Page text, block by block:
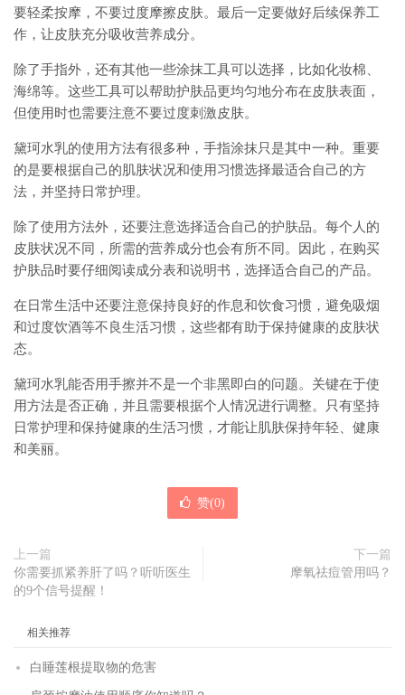
要轻柔按摩，不要过度摩擦皮肤。最后一定要做好后续保养工
作，让皮肤充分吸收营养成分。
除了手指外，还有其他一些涂抹工具可以选择，比如化妆棉、
海绵等。这些工具可以帮助护肤品更均匀地分布在皮肤表面，
但使用时也需要注意不要过度刺激皮肤。
黛珂水乳的使用方法有很多种，手指涂抹只是其中一种。重要
的是要根据自己的肌肤状况和使用习惯选择最适合自己的方
法，并坚持日常护理。
除了使用方法外，还要注意选择适合自己的护肤品。每个人的
皮肤状况不同，所需的营养成分也会有所不同。因此，在购买
护肤品时要仔细阅读成分表和说明书，选择适合自己的产品。
在日常生活中还要注意保持良好的作息和饮食习惯，避免吸烟
和过度饮酒等不良生活习惯，这些都有助于保持健康的皮肤状
态。
黛珂水乳能否用手擦并不是一个非黑即白的问题。关键在于使
用方法是否正确，并且需要根据个人情况进行调整。只有坚持
日常护理和保持健康的生活习惯，才能让肌肤保持年轻、健康
和美丽。
赞(0)
上一篇
你需要抓紧养肝了吗？听听医生
的9个信号提醒！
下一篇
摩氧祛痘管用吗？
相关推荐
白睡莲根提取物的危害